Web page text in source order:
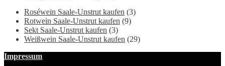
war:
9,50 €
ist:
7,90 €.
Roséwein Saale-Unstrut kaufen (3)
Rotwein Saale-Unstrut kaufen (9)
Sekt Saale-Unstrut kaufen (3)
Weißwein Saale-Unstrut kaufen (29)
Impressum